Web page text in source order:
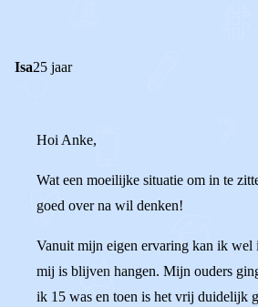
Isa25 jaar
Hoi Anke,
Wat een moeilijke situatie om in te
goed over na wil denken!
Vanuit mijn eigen ervaring kan ik wel
mij is blijven hangen. Mijn ouders
ik 15 was en toen is het vrij duidelijk